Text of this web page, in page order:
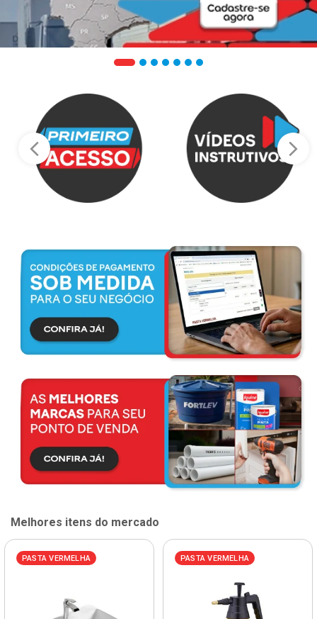
Melhores itens do mercado
PASTA VERMELHA PASTA VERMELHA